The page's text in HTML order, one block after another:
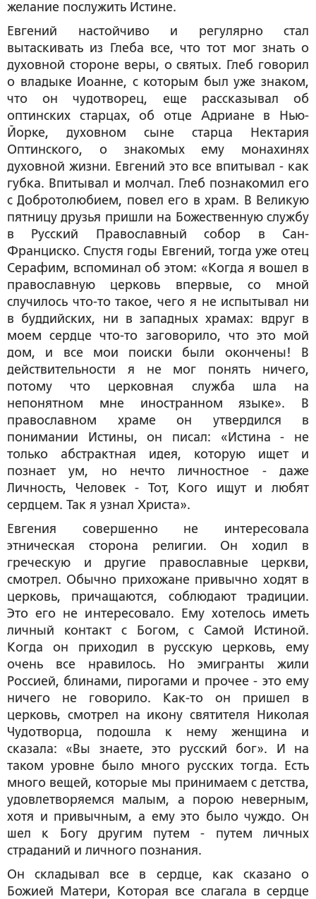
желание послужить Истине.
Евгений настойчиво и регулярно стал
вытаскивать из Глеба все, что тот мог знать о
духовной стороне веры, о святых. Глеб говорил
о владыке Иоанне, с которым был уже знаком,
что он чудотворец, еще рассказывал об
оптинских старцах, об отце Адриане в Нью-
Йорке, духовном сыне старца Нектария
Оптинского, о знакомых ему монахинях
духовной жизни. Евгений это все впитывал - как
губка. Впитывал и молчал. Глеб познакомил его
с Добротолюбием, повел его в храм. В Великую
пятницу друзья пришли на Божественную службу
в Русский Православный собор в Сан-
Франциско. Спустя годы Евгений, тогда уже отец
Серафим, вспоминал об этом: «Когда я вошел в
православную церковь впервые, со мной
случилось что-то такое, чего я не испытывал ни
в буддийских, ни в западных храмах: вдруг в
моем сердце что-то заговорило, что это мой
дом, и все мои поиски были окончены! В
действительности я не мог понять ничего,
потому что церковная служба шла на
непонятном мне иностранном языке». В
православном храме он утвердился в
понимании Истины, он писал: «Истина - не
только абстрактная идея, которую ищет и
познает ум, но нечто личностное - даже
Личность, Человек - Тот, Кого ищут и любят
сердцем. Так я узнал Христа».
Евгения совершенно не интересовала
этническая сторона религии. Он ходил в
греческую и другие православные церкви,
смотрел. Обычно прихожане привычно ходят в
церковь, причащаются, соблюдают традиции.
Это его не интересовало. Ему хотелось иметь
личный контакт с Богом, с Самой Истиной.
Когда он приходил в русскую церковь, ему
очень все нравилось. Но эмигранты жили
Россией, блинами, пирогами и прочее - это ему
ничего не говорило. Как-то он пришел в
церковь, смотрел на икону святителя Николая
Чудотворца, подошла к нему женщина и
сказала: «Вы знаете, это русский бог». И на
таком уровне было много русских тогда. Есть
много вещей, которые мы принимаем с детства,
удовлетворяемся малым, а порою неверным,
хотя и привычным, а ему это было чуждо. Он
шел к Богу другим путем - путем личных
страданий и личного познания.
Он складывал все в сердце, как сказано о
Божией Матери, Которая все слагала в сердце